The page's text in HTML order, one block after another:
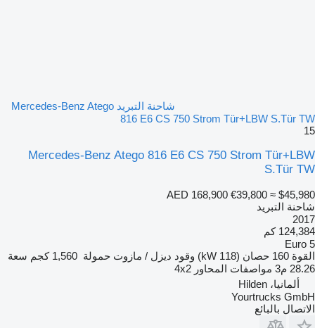
شاحنة التبريد Mercedes-Benz Atego
816 E6 CS 750 Strom Tür+LBW S.Tür TW
15
Mercedes-Benz Atego 816 E6 CS 750 Strom Tür+LBW
S.Tür TW
AED 168,900 €39,800 ≈ $45,980
شاحنة التبريد
2017
124,384 كم
Euro 5
القوة 160 حصان (118 kW) وقود ديزل / مازوت حمولة 1,560 كجم
سعة
28.26 م3
مواصفات المحاور 4x2
ألمانيا، Hilden
Yourtrucks GmbH
الاتصال بالبائع